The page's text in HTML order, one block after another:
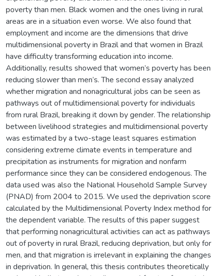
poverty than men. Black women and the ones living in rural
areas are in a situation even worse. We also found that
employment and income are the dimensions that drive
multidimensional poverty in Brazil and that women in Brazil
have difficulty transforming education into income.
Additionally, results showed that women’s poverty has been
reducing slower than men’s. The second essay analyzed
whether migration and nonagricultural jobs can be seen as
pathways out of multidimensional poverty for individuals
from rural Brazil, breaking it down by gender. The relationship
between livelihood strategies and multidimensional poverty
was estimated by a two-stage least squares estimation
considering extreme climate events in temperature and
precipitation as instruments for migration and nonfarm
performance since they can be considered endogenous. The
data used was also the National Household Sample Survey
(PNAD) from 2004 to 2015. We used the deprivation score
calculated by the Multidimensional Poverty Index method for
the dependent variable. The results of this paper suggest
that performing nonagricultural activities can act as pathways
out of poverty in rural Brazil, reducing deprivation, but only for
men, and that migration is irrelevant in explaining the changes
in deprivation. In general, this thesis contributes theoretically